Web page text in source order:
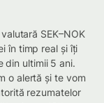
SEK–NOK
în timp real și îți
din ultimii 5 ani.
o alertă și te vom
rezumatelor